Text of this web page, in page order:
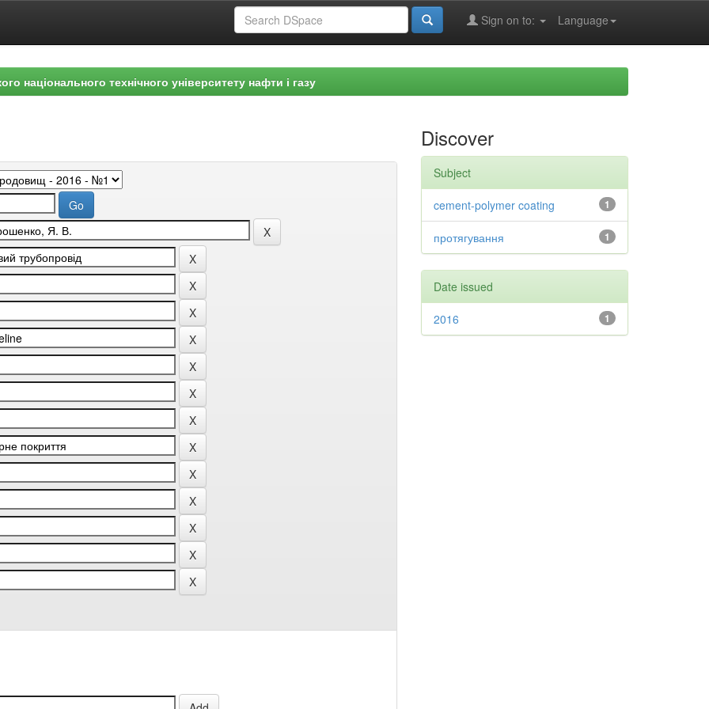
Language
Sign on to:
національного технічного університету нафти і газу
Discover
Subject
1
cement-polymer coating
1
протягування
Date issued
1
2016